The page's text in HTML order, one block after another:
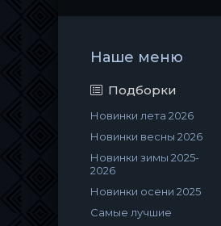
Наше меню
Подборки
Новинки лета 2026
Новинки весны 2026
Новинки зимы 2025-
2026
Новинки осени 2025
Самые лучшие